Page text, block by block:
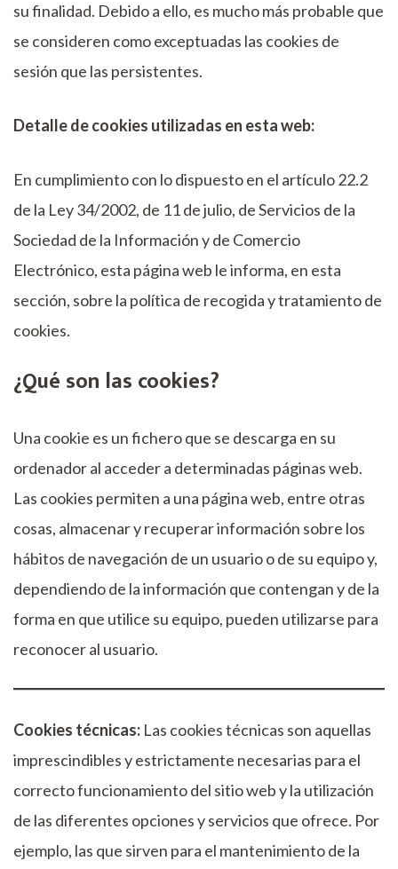
su finalidad. Debido a ello, es mucho más probable que
se consideren como exceptuadas las cookies de
sesión que las persistentes.
Detalle de cookies utilizadas en esta web:
En cumplimiento con lo dispuesto en el artículo 22.2
de la Ley 34/2002, de 11 de julio, de Servicios de la
Sociedad de la Información y de Comercio
Electrónico, esta página web le informa, en esta
sección, sobre la política de recogida y tratamiento de
cookies.
¿Qué son las cookies?
Una cookie es un fichero que se descarga en su
ordenador al acceder a determinadas páginas web.
Las cookies permiten a una página web, entre otras
cosas, almacenar y recuperar información sobre los
hábitos de navegación de un usuario o de su equipo y,
dependiendo de la información que contengan y de la
forma en que utilice su equipo, pueden utilizarse para
reconocer al usuario.
Cookies técnicas: Las cookies técnicas son aquellas
imprescindibles y estrictamente necesarias para el
correcto funcionamiento del sitio web y la utilización
de las diferentes opciones y servicios que ofrece. Por
ejemplo, las que sirven para el mantenimiento de la